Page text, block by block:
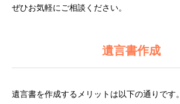
ぜひお気軽にご相談ください。
遺言書作成
遺言書を作成するメリットは以下の通りです。